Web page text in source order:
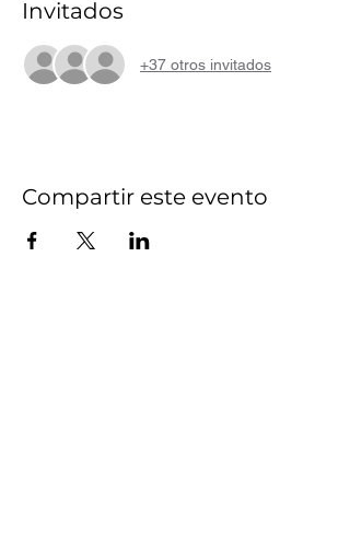
Invitados
+37 otros invitados
Compartir este evento